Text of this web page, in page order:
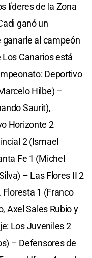
líderes de la Zona
ganó un
ganarle al campeón
Los Canarios está
Deportivo
Hilbe) –
Saurit),
Horizonte 2
2 (Ismael
Fe 1 (Michel
– Las Flores II 2
1 (Franco
Axel Sales Rubio y
Los Juveniles 2
– Defensores de